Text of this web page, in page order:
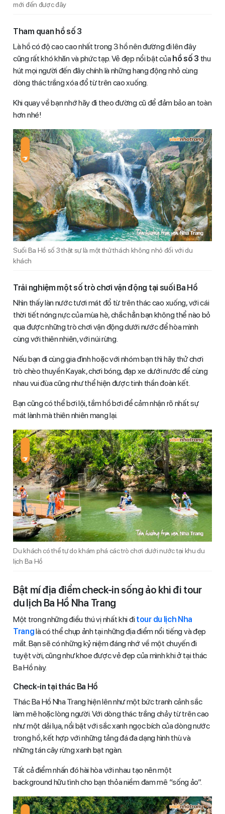
mới đến được đây
Tham quan hồ số 3
Là hồ có độ cao cao nhất trong 3 hồ nên đường đi lên đây
cũng rất khó khăn và phức tạp. Vẻ đẹp nổi bật của hồ số 3 thu
hút mọi người đến đây chính là những hang động nhỏ cùng
dòng thác trắng xóa đổ từ trên cao xuống.
Khi quay về bạn nhớ hãy đi theo đường cũ để đảm bảo an toàn
hơn nhé!
Suối Ba Hồ số 3 thật sự là một thử thách không nhỏ đối với du
khách
Trải nghiệm một số trò chơi vận động tại suối Ba Hồ
Nhìn thấy làn nước tươi mát đổ từ trên thác cao xuống, với cái
thời tiết nóng nực của mùa hè, chắc hẳn bạn không thể nào bỏ
qua được những trò chơi vận động dưới nước để hòa mình
cùng với thiên nhiên, với núi rừng.
Nếu bạn đi cùng gia đình hoặc với nhóm bạn thì hãy thử chơi
trò chèo thuyền Kayak, chơi bóng, đạp xe dưới nước để cùng
nhau vui đùa cũng như thể hiện được tinh thần đoàn kết.
Bạn cũng có thể bơi lội, tắm hồ bơi để cảm nhận rõ nhất sự
mát lành mà thiên nhiên mang lại.
Du khách có thể tự do khám phá các trò chơi dưới nước tại khu du
lịch Ba Hồ
Bật mí địa điểm check-in sống ảo khi đi tour
du lịch Ba Hồ Nha Trang
Một trong những điều thú vị nhất khi đitour du lịch Nha
Tranglà có thể chụp ảnh tại những địa điểm nổi tiếng và đẹp
mắt. Bạn sẽ có những kỷ niệm đáng nhớ về một chuyến đi
tuyệt vời, cũng như khoe được vẻ đẹp của mình khi ở tại thác
Ba Hồ này.
Check-in tại thác Ba Hồ
Thác Ba Hồ Nha Trang hiện lên như một bức tranh cảnh sắc
làm mê hoặc lòng người. Với dòng thác trắng chảy từ trên cao
như một dải lụa, nổi bật với sắc xanh ngọc bích của dòng nước
trong hồ, kết hợp với những tảng đá đa dạng hình thù và
những tán cây rừng xanh bạt ngàn.
Tất cả điểm nhấn đó hài hòa với nhau tạo nên một
background hữu tình cho bạn thỏa niềm đam mê “sống ảo”.